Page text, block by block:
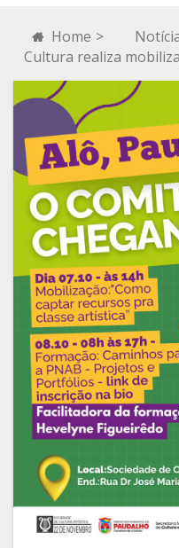
Home >
Cultura realiza